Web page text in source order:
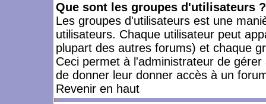
Que sont les groupes d'utilisateurs ?
Les groupes d'utilisateurs est une
utilisateurs. Chaque utilisateur peut
plupart des autres forums) et chaque
Ceci permet à l'administrateur de
de donner leur donner accès à un
Revenir en haut